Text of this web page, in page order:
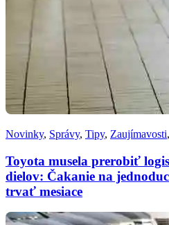
Novinky, Správy, Tipy, Zaujímavosti,
Toyota musela prerobiť
dielov: Čakanie na
trvať mesiace